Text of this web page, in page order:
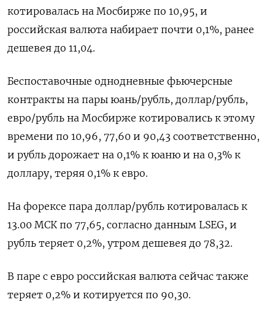
котировалась на Мосбирже по 10,95, и
российская валюта набирает почти 0,1%, ранее
дешевея до 11,04.
Беспоставочные однодневные фьючерсные
контракты на пары юань/рубль, доллар/рубль,
евро/рубль на Мосбирже котировались к этому
времени по 10,96, 77,60 и 90,43 соответственно,
и рубль дорожает на 0,1% к юаню и на 0,3% к
доллару, теряя 0,1% к евро.
На форексе пара доллар/рубль котировалась к
13.00 МСК по 77,65, согласно данным LSEG, и
рубль теряет 0,2%, утром дешевея до 78,32.
В паре с евро российская валюта сейчас также
теряет 0,2% и котируется по 90,30.